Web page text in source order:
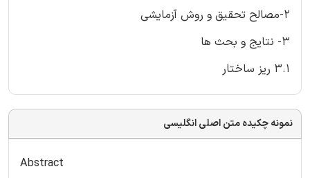
2-مصالح تحقیق و روش آزمایشی
3- نتایج و بحث ها
3.1 ریز ساختار
نمونه چکیده متن اصلی انگلیسی
Abstract